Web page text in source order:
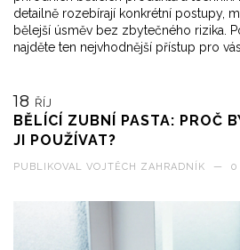
detailně rozebírají konkrétní postupy,
bělejší úsměv bez zbytečného rizika.
najděte ten nejvhodnější přístup pro vás.
18 ŘÍJ
BĚLÍCÍ ZUBNÍ PASTA: PROČ
JI POUŽÍVAT?
PUBLIKOVAL VOJTĚCH ZAHRADNÍK — 0